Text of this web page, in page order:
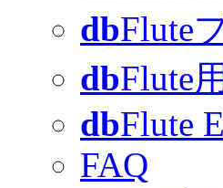
dbFlute
dbFlute
dbFlute
FAQ